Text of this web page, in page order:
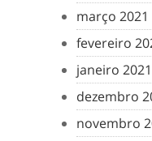
março 2021
fevereiro
janeiro 2021
dezembro
novembro